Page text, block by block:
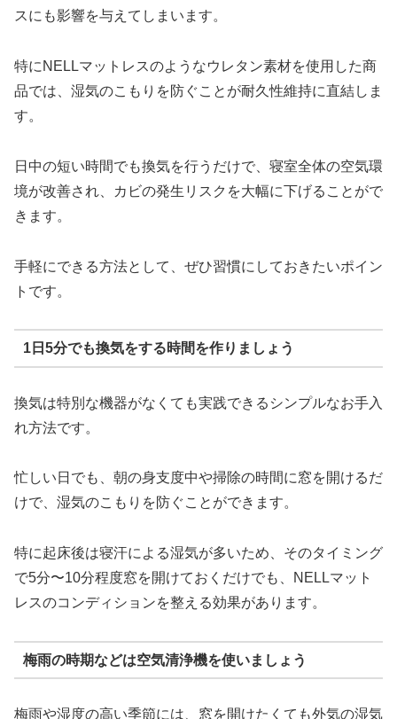
スにも影響を与えてしまいます。
特にNELLマットレスのようなウレタン素材を使用した商
品では、湿気のこもりを防ぐことが耐久性維持に直結しま
す。
日中の短い時間でも換気を行うだけで、寝室全体の空気環
境が改善され、カビの発生リスクを大幅に下げることがで
きます。
手軽にできる方法として、ぜひ習慣にしておきたいポイン
トです。
1日5分でも換気をする時間を作りましょう
換気は特別な機器がなくても実践できるシンプルなお手入
れ方法です。
忙しい日でも、朝の身支度中や掃除の時間に窓を開けるだ
けで、湿気のこもりを防ぐことができます。
特に起床後は寝汗による湿気が多いため、そのタイミング
で5分〜10分程度窓を開けておくだけでも、NELLマット
レスのコンディションを整える効果があります。
梅雨の時期などは空気清浄機を使いましょう
梅雨や湿度の高い季節には、窓を開けたくても外気の湿気